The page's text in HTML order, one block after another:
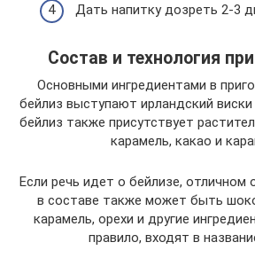
Дать напитку дозреть 2-3
Состав и технология
Основными ингредиентами в
бейлиз выступают ирландский виски
бейлиз также присутствует
карамель, какао и
Если речь идет о бейлизе, отличном
в составе также может быть
карамель, орехи и другие
правило, входят в